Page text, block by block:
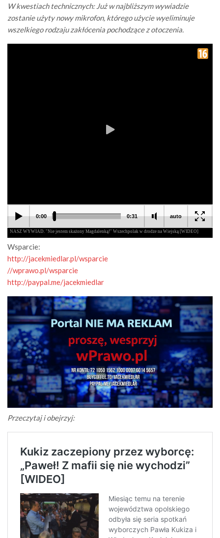
W kwestiach technicznych: Już w najbliższym wywiadzie
zostanie użyty nowy mikrofon, którego użycie wyeliminuje
wszelkiego rodzaju zakłócenia pochodzące z otoczenia.
Wsparcie:
http://jacekmiedlar.pl/wsparcie
//wprawo.pl/wsparcie
http://paypal.me/jacekmiedlar
Przeczytaj i obejrzyj: